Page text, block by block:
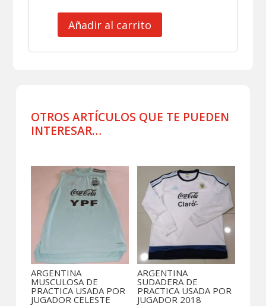
SELECCIONAñadir al carrito
OTROS ARTÍCULOS QUE TE PUEDEN
INTERESAR…
ARGENTINA
MUSCULOSA DE
PRACTICA USADA POR
JUGADOR CELESTE
ARGENTINA
SUDADERA DE
PRACTICA USADA POR
JUGADOR 2018